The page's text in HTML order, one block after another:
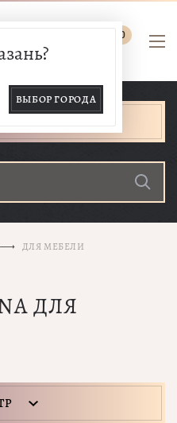
0
ВЫБОР ГОРОДА
ДЛЯ МЕБЕЛИ
ДЛЯ